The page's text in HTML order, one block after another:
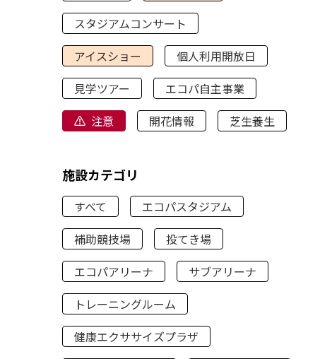
スタジアムコンサート
アイスショー
個人利用開放日
見学ツアー
エコパ自主事業
注意
開花情報 芝生養生
施設カテゴリ
すべて
エコパスタジアム
補助競技場
投てき場
エコパアリーナ
サブアリーナ
トレーニングルーム
健康エクササイズプラザ